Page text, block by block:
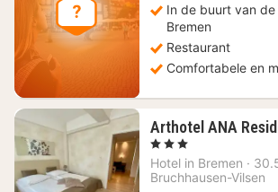
67
€
In de buurt van
Bremen
Restaurant
Comfortabele en
Arthotel ANA
, 3 Sterren
Hotel in Bremen ·
Bruchhausen-Vilsen